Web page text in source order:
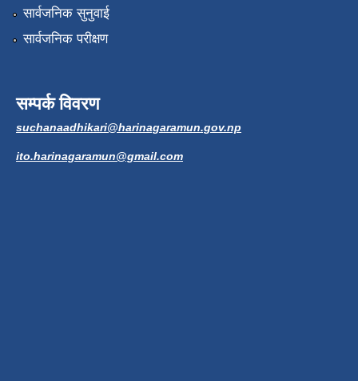
सार्वजनिक सुनुवाई
सार्वजनिक परीक्षण
सम्पर्क विवरण
suchanaadhikari@harinagaramun.gov.np
ito.harinagaramun@gmail.com